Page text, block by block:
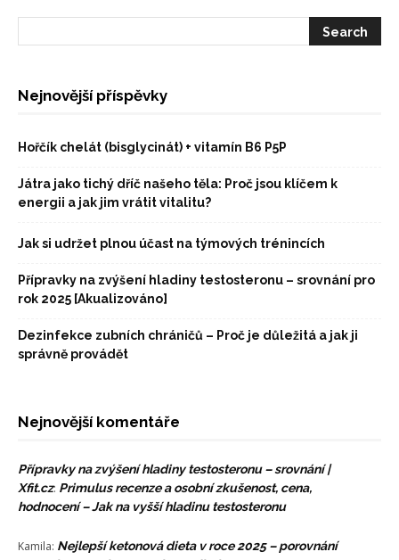
Nejnovější příspěvky
Hořčík chelát (bisglycinát) + vitamín B6 P5P
Játra jako tichý dříč našeho těla: Proč jsou klíčem k
energii a jak jim vrátit vitalitu?
Jak si udržet plnou účast na týmových trénincích
Přípravky na zvýšení hladiny testosteronu – srovnání pro
rok 2025 [Akualizováno]
Dezinfekce zubních chráničů – Proč je důležitá a jak ji
správně provádět
Nejnovější komentáře
Přípravky na zvýšení hladiny testosteronu – srovnání |
Xfit.cz: Primulus recenze a osobní zkušenost, cena,
hodnocení – Jak na vyšší hladinu testosteronu
Kamila: Nejlepší ketonová dieta v roce 2025 – porovnání